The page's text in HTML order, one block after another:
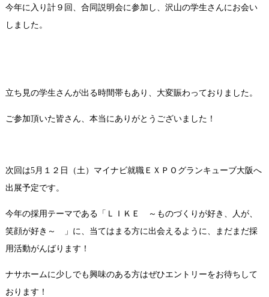
今年に入り計９回、合同説明会に参加し、沢山の学生さんにお会い
しました。
立ち見の学生さんが出る時間帯もあり、大変賑わっておりました。
ご参加頂いた皆さん、本当にありがとうございました！
次回は5月１２日（土）マイナビ就職ＥＸＰＯグランキューブ大阪へ
出展予定です。
今年の採用テーマである「ＬＩＫＥ ～ものづくりが好き、人が、
笑顔が好き～ 」に、当てはまる方に出会えるように、まだまだ採
用活動がんばります！
ナサホームに少しでも興味のある方はぜひエントリーをお待ちして
おります！